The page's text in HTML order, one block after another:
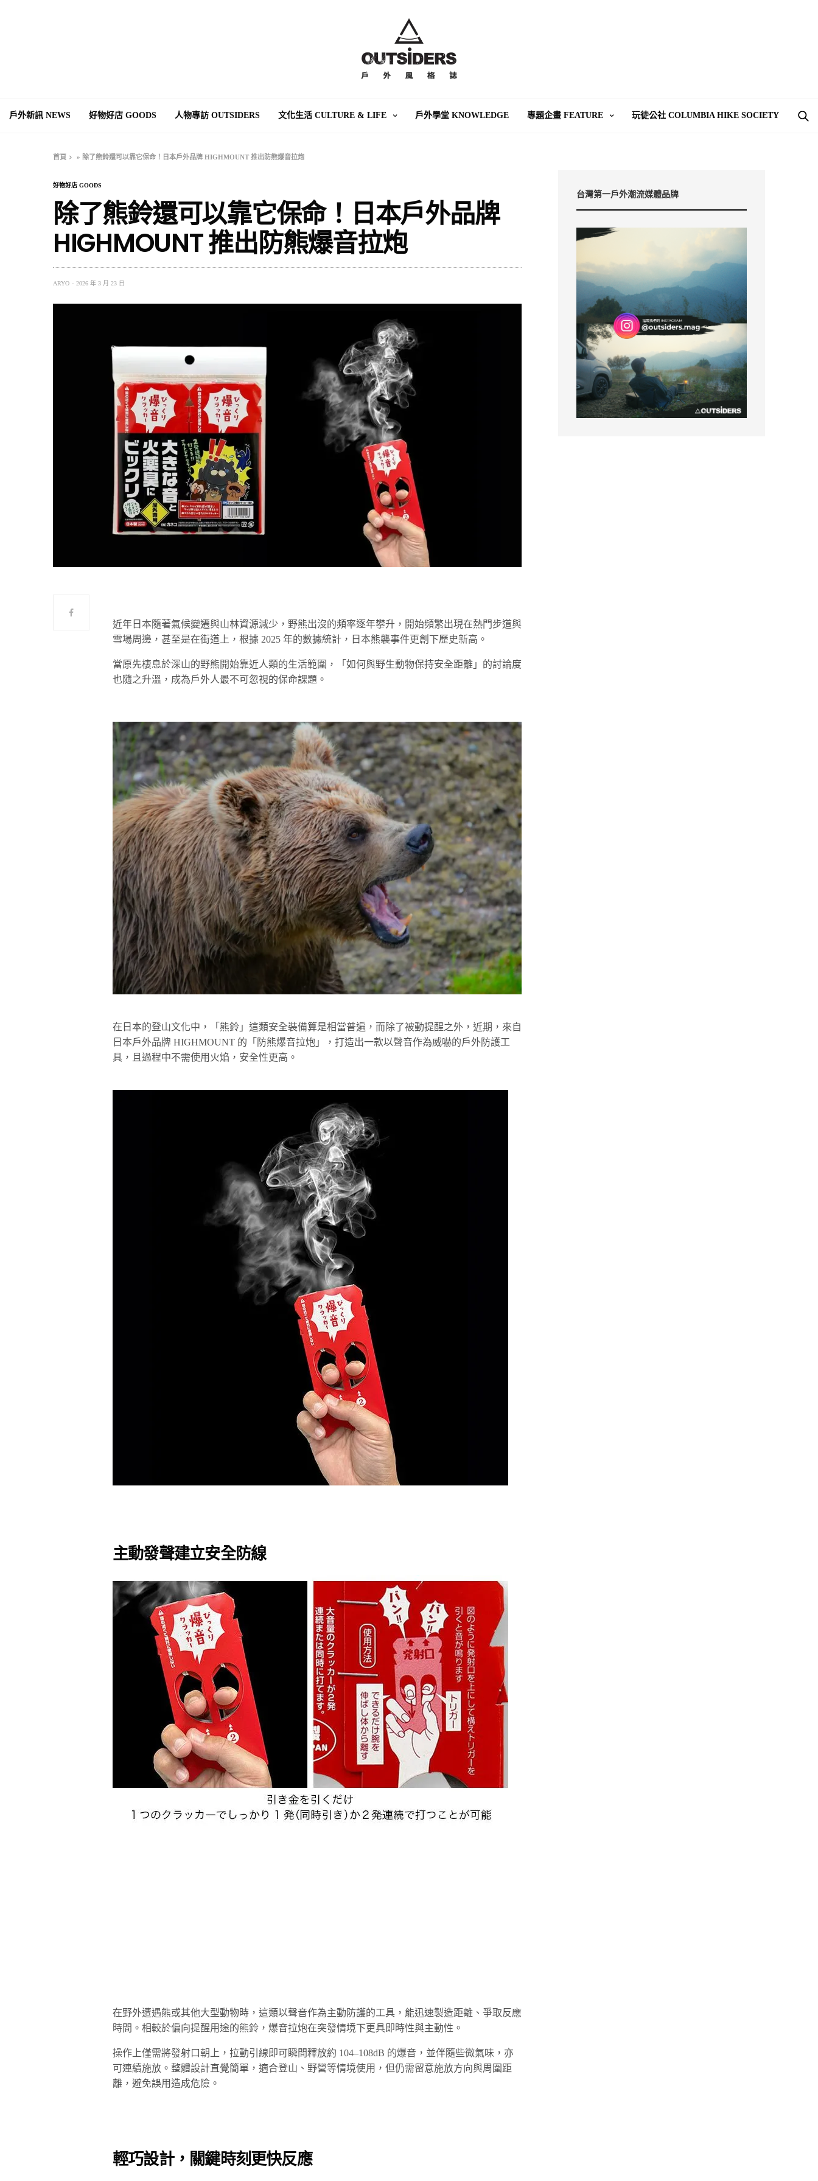
戶外新訊 NEWS 好物好店 GOODS 人物專訪 OUTSIDERS 文化生活 CULTURE & LIFE 戶外學堂 KNOWLEDGE 專題企畫 FEATURE 玩徒公社 COLUMBIA HIKE SOCIETY
首頁 » 除了熊鈴還可以靠它保命！日本戶外品牌 HIGHMOUNT 推出防熊爆音拉炮
好物好店 GOODS
除了熊鈴還可以靠它保命！日本戶外品牌
HIGHMOUNT 推出防熊爆音拉炮
ARYO 2026 年 3 月 23 日
近年日本隨著氣候變遷與山林資源減少，野熊出沒的頻率逐年攀升，開始頻繁出現在熱門步道與
雪場周邊，甚至是在街道上，根據 2025 年的數據統計，日本熊襲事件更創下歷史新高。
當原先棲息於深山的野熊開始靠近人類的生活範圍，「如何與野生動物保持安全距離」的討論度
也隨之升溫，成為戶外人最不可忽視的保命課題。
在日本的登山文化中，「熊鈴」這類安全裝備算是相當普遍，而除了被動提醒之外，近期， 來自
日本戶外品牌 HIGHMOUNT 的「防熊爆音拉炮」，打造出一款以聲音作為威嚇的戶外防護工
具，且過程中不需使用火焰，安全性更高。
主動發聲建立安全防線
在野外遭遇熊或其他大型動物時，這類以聲音作為主動防護的工具，能迅速製造距離、爭取反應
時間。相較於偏向提醒用途的熊鈴，爆音拉炮在突發情境下更具即時性與主動性。
操作上僅需將發射口朝上，拉動引線即可瞬間釋放約 104–108dB 的爆音，並伴隨些微氣味，亦
可連續施放。整體設計直覺簡單，適合登山、野營等情境使用，但仍需留意施放方向與周圍距
離，避免誤用造成危險。
輕巧設計，關鍵時刻更快反應
台灣第一戶外潮流媒體品牌